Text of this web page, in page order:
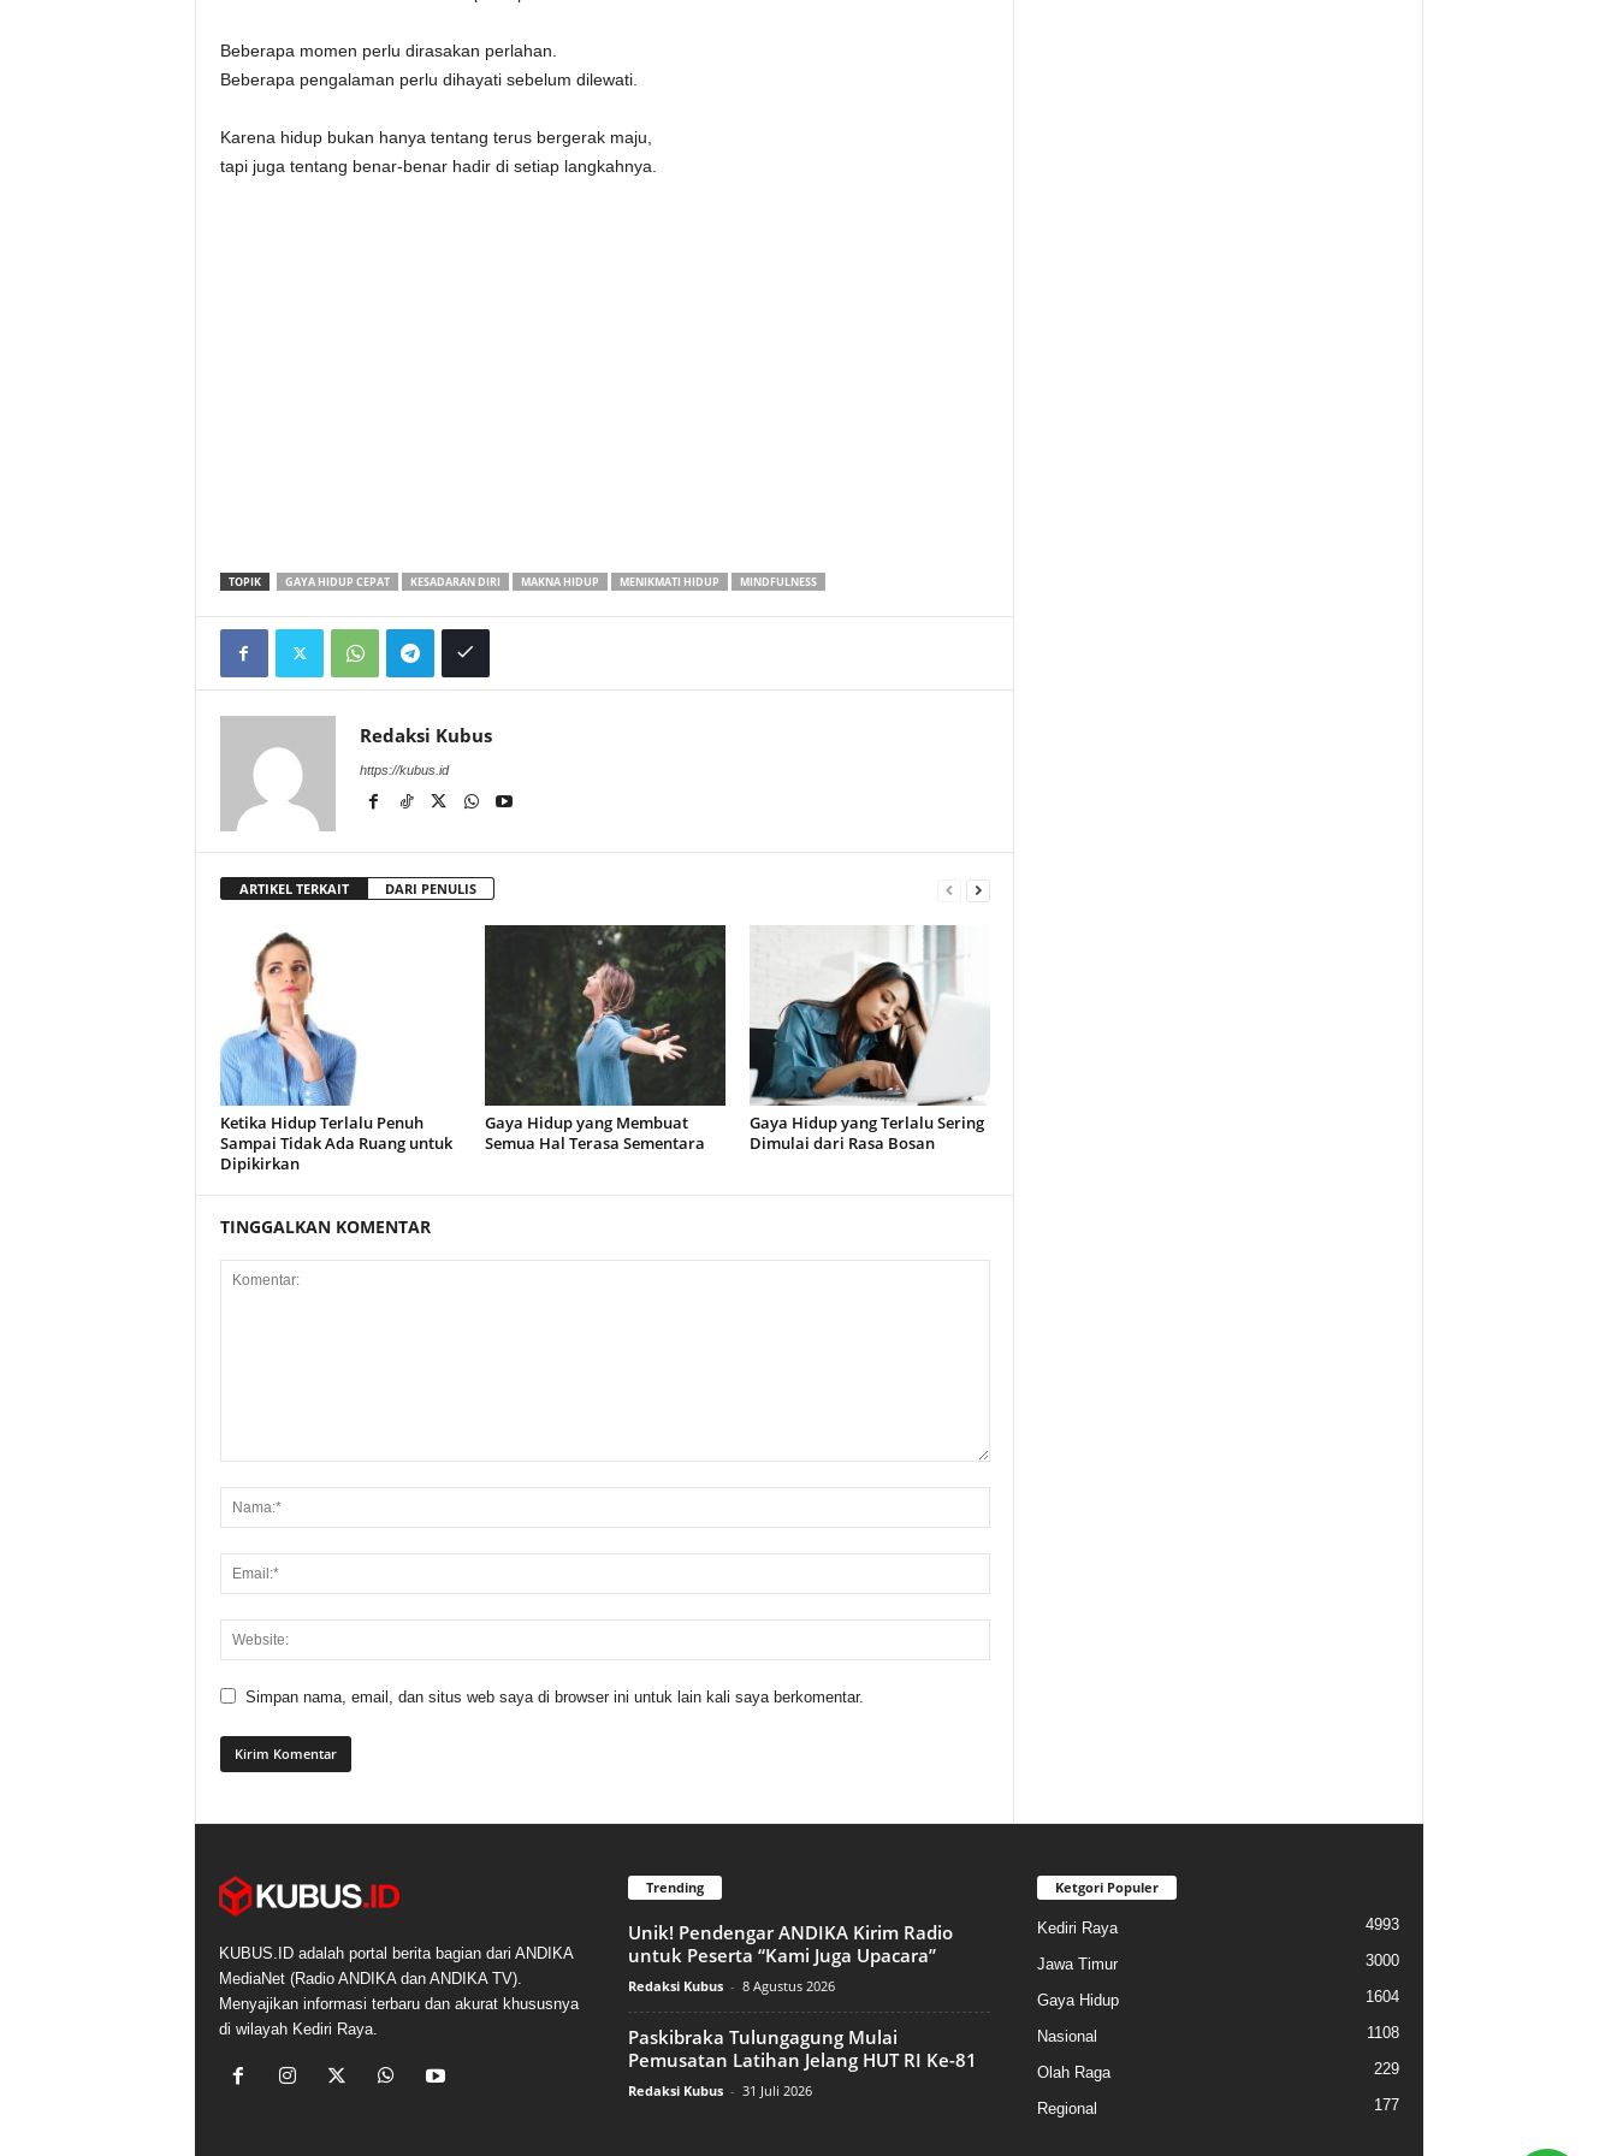
Beberapa momen perlu dirasakan perlahan.
Beberapa pengalaman perlu dihayati sebelum dilewati.
Karena hidup bukan hanya tentang terus bergerak maju,
tapi juga tentang benar-benar hadir di setiap langkahnya.
TOPIK GAYA HIDUP CEPAT KESADARAN DIRI MAKNA HIDUP MENIKMATI HIDUP MINDFULNESS
Redaksi Kubus
https://kubus.id
ARTIKEL TERKAIT DARI PENULIS
Ketika Hidup Terlalu Penuh
Sampai Tidak Ada Ruang untuk
Dipikirkan
Gaya Hidup yang Membuat
Semua Hal Terasa Sementara
Gaya Hidup yang Terlalu Sering
Dimulai dari Rasa Bosan
TINGGALKAN KOMENTAR
Simpan nama, email, dan situs web saya di browser ini untuk lain kali saya berkomentar.
KUBUS.ID adalah portal berita bagian dari ANDIKA
MediaNet (Radio ANDIKA dan ANDIKA TV).
Menyajikan informasi terbaru dan akurat khususnya
di wilayah Kediri Raya.
Trending
Unik! Pendengar ANDIKA Kirim Radio
untuk Peserta “Kami Juga Upacara”
Redaksi Kubus - 8 Agustus 2026
Paskibraka Tulungagung Mulai
Pemusatan Latihan Jelang HUT RI Ke-81
Redaksi Kubus - 31 Juli 2026
Ketgori Populer
Kediri Raya 4993
Jawa Timur 3000
Gaya Hidup 1604
Nasional 1108
Olah Raga 229
Regional 177